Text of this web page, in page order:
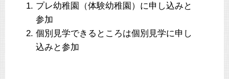
プレ幼稚園（体験幼稚園）に申し込みと
参加
個別見学できるところは個別見学に申し
込みと参加